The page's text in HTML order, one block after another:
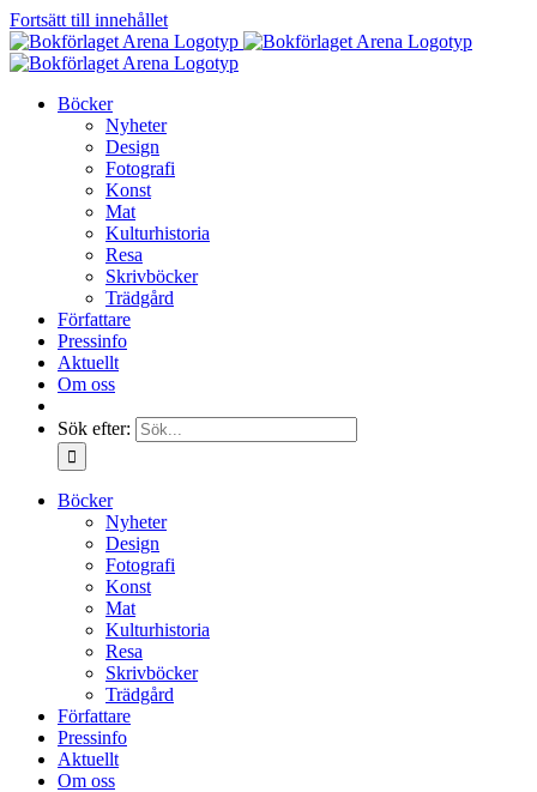
Fortsätt till innehållet
Böcker
Nyheter
Design
Fotografi
Konst
Mat
Kulturhistoria
Resa
Skrivböcker
Trädgård
Författare
Pressinfo
Aktuellt
Om oss
Sök efter:
Böcker
Nyheter
Design
Fotografi
Konst
Mat
Kulturhistoria
Resa
Skrivböcker
Trädgård
Författare
Pressinfo
Aktuellt
Om oss